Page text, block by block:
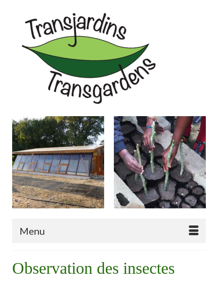
Menu
Observation des insectes